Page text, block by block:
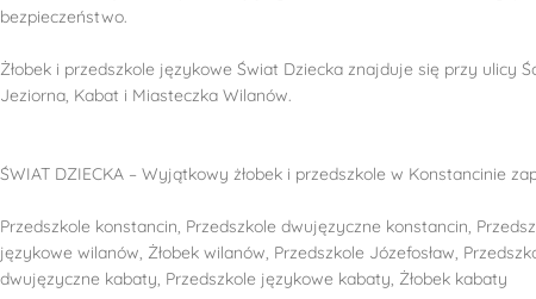
bezpieczeństwo.
Żłobek i przedszkole językowe Świat Dziecka znajduje się przy ulicy
Jeziorna, Kabat i Miasteczka Wilanów.
ŚWIAT DZIECKA – Wyjątkowy żłobek i przedszkole w Konstancinie
Przedszkole konstancin, Przedszkole dwujęzyczne konstancin,
językowe wilanów, Żłobek wilanów, Przedszkole Józefosław,
dwujęzyczne kabaty, Przedszkole językowe kabaty, Żłobek kabaty